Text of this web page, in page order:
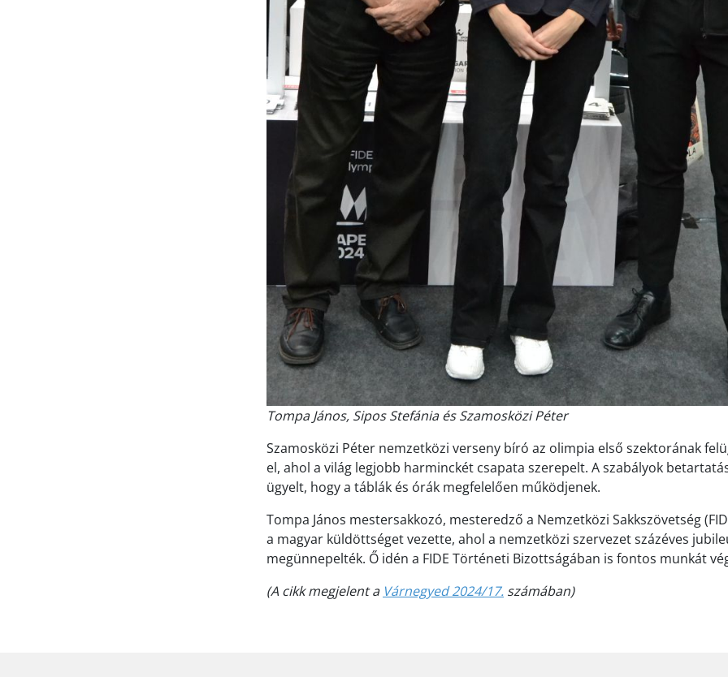
Tompa János, Sipos Stefánia és Szamosközi Péter
Szamosközi Péter nemzetközi verseny bíró az olimpia első szektorának
el, ahol a világ legjobb harminckét csapata szerepelt. A szabályok
ügyelt, hogy a táblák és órák megfelelően működjenek.
Tompa János mestersakkozó, mesteredző a Nemzetközi Sakkszövetség
a magyar küldöttséget vezette, ahol a nemzetközi szervezet százéves
megünnepelték. Ő idén a FIDE Történeti Bizottságában is fontos munkát
(A cikk megjelent a Várnegyed 2024/17. számában)